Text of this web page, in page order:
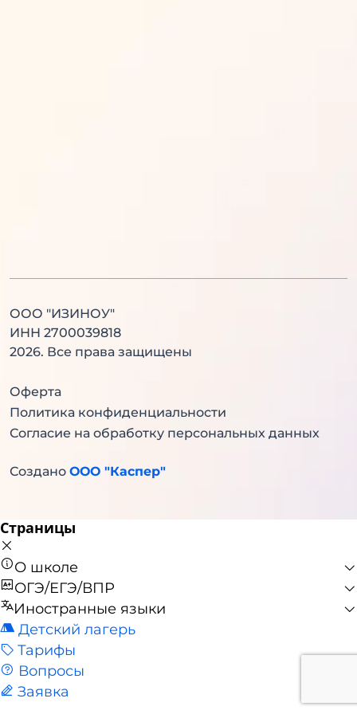
Китайский язык
ООО "ИЗИНОУ"
ИНН 2700039818
2026. Все права защищены
Оферта
Политика конфиденциальности
Согласие на обработку персональных данных
Создано ООО "Каспер"
Страницы
О школе
ОГЭ/ЕГЭ/ВПР
Иностранные языки
Детский лагерь
Тарифы
Вопросы
Заявка